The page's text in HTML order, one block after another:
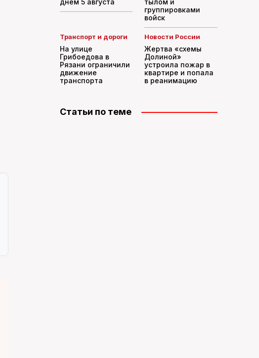
группировками
войск
Транспорт и дороги
На улице
Грибоедова в
Рязани ограничили
движение
транспорта
Новости России
Жертва «схемы
Долиной»
устроила пожар в
квартире и попала
в реанимацию
Статьи по теме